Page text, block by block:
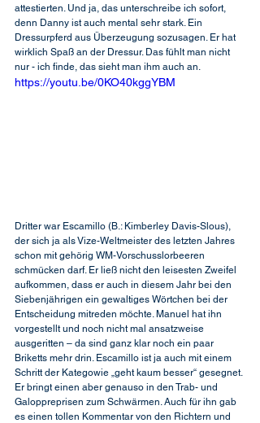
attestierten. Und ja, das unterschreibe ich sofort,
denn Danny ist auch mental sehr stark. Ein
Dressurpferd aus Überzeugung sozusagen. Er hat
wirklich Spaß an der Dressur. Das fühlt man nicht
nur - ich finde, das sieht man ihm auch an.
https://youtu.be/0KO40kggYBM
Dritter war Escamillo (B.: Kimberley Davis-Slous),
der sich ja als Vize-Weltmeister des letzten Jahres
schon mit gehörig WM-Vorschusslorbeeren
schmücken darf. Er ließ nicht den leisesten Zweifel
aufkommen, dass er auch in diesem Jahr bei den
Siebenjährigen ein gewaltiges Wörtchen bei der
Entscheidung mitreden möchte. Manuel hat ihn
vorgestellt und noch nicht mal ansatzweise
ausgeritten – da sind ganz klar noch ein paar
Briketts mehr drin. Escamillo ist ja auch mit einem
Schritt der Kategowie „geht kaum besser“ gesegnet.
Er bringt einen aber genauso in den Trab- und
Galoppreprisen zum Schwärmen. Auch für ihn gab
es einen tollen Kommentar von den Richtern und